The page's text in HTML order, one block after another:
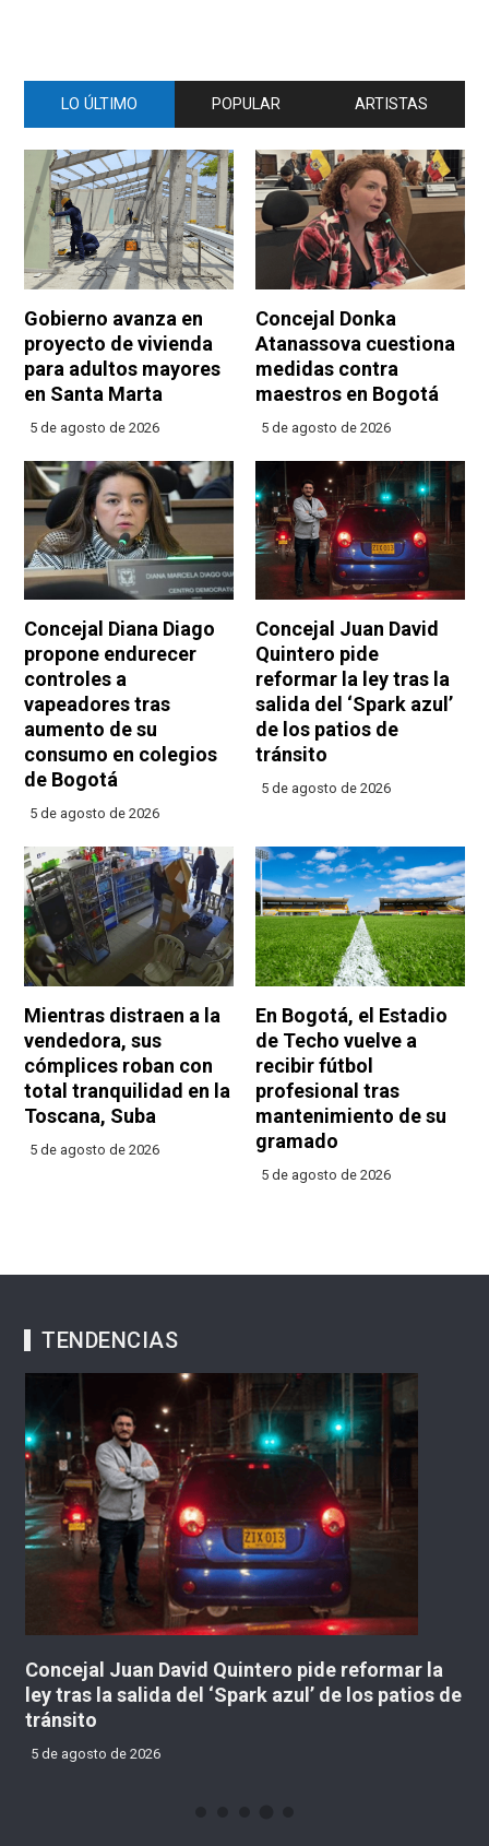
LO ÚLTIMO POPULAR ARTISTAS
Gobierno avanza en
proyecto de vivienda
para adultos mayores
en Santa Marta
5 de agosto de 2026
Concejal Donka
Atanassova cuestiona
medidas contra
maestros en Bogotá
5 de agosto de 2026
Concejal Diana Diago
propone endurecer
controles a
vapeadores tras
aumento de su
consumo en colegios
de Bogotá
5 de agosto de 2026
Concejal Juan David
Quintero pide
reformar la ley tras la
salida del ‘Spark azul’
de los patios de
tránsito
5 de agosto de 2026
Mientras distraen a la
vendedora, sus
cómplices roban con
total tranquilidad en la
Toscana, Suba
5 de agosto de 2026
En Bogotá, el Estadio
de Techo vuelve a
recibir fútbol
profesional tras
mantenimiento de su
gramado
5 de agosto de 2026
TENDENCIAS
Concejal Juan David Quintero pide reformar la
ley tras la salida del ‘Spark azul’ de los patios de
tránsito
5 de agosto de 2026